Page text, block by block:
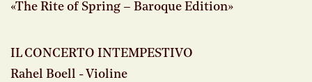
«The Rite of Spring – Baroque Edition»
IL CONCERTO INTEMPESTIVO
Rahel Boell - Violine